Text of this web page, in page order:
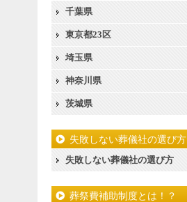
千葉県
東京都23区
埼玉県
神奈川県
茨城県
失敗しない葬儀社の選び方
失敗しない葬儀社の選び方
葬祭費補助制度とは！？